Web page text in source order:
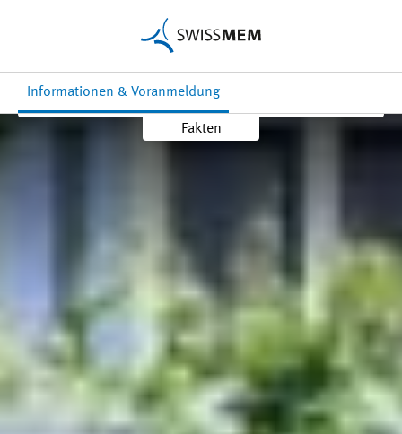
Informationen & Voranmeldung
Kontakt
Fakten